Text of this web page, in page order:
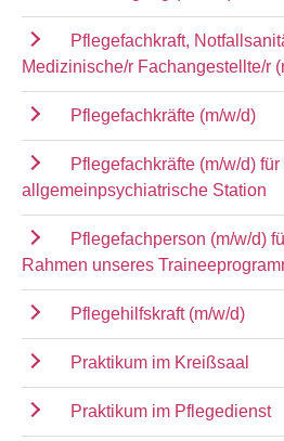
Pflegefachkraft,
Medizinische/r Fachangestellte/r
Pflegefachkräfte (m/w/d)
Pflegefachkräfte (m/w/d) für
allgemeinpsychiatrische Station
Pflegefachperson (m/w/d)
Rahmen unseres
Pflegehilfskraft (m/w/d)
Praktikum im Kreißsaal
Praktikum im Pflegedienst